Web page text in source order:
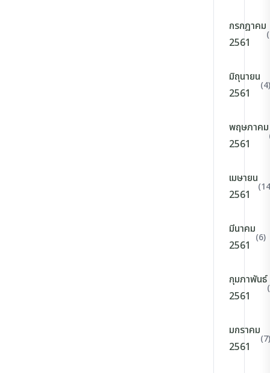
กรกฎาคม
2561
มิถุนายน
2561
(4)
พฤษภาคม
2561
เมษายน
2561
มีนาคม
2561
(6)
กุมภาพันธ์
2561
มกราคม
2561
(7)